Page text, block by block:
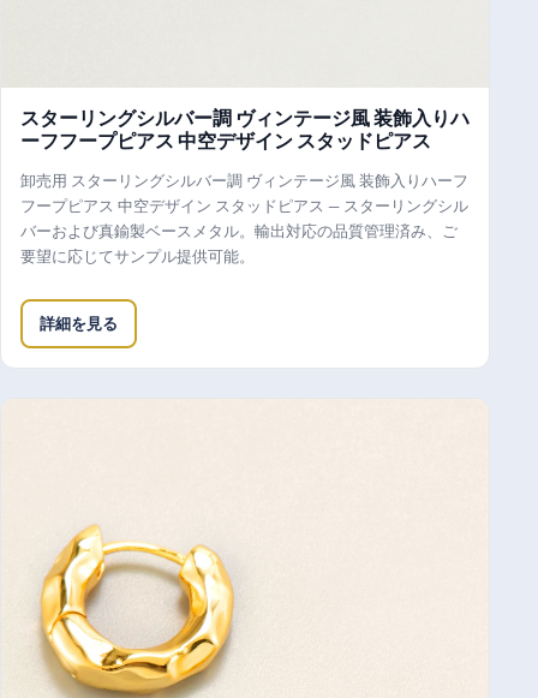
スターリングシルバー調 ヴィンテージ風 装飾入りハ
ーフフープピアス 中空デザイン スタッドピアス
卸売用 スターリングシルバー調 ヴィンテージ風 装飾入りハーフ
フープピアス 中空デザイン スタッドピアス — スターリングシル
バーおよび真鍮製ベースメタル。輸出対応の品質管理済み、ご
要望に応じてサンプル提供可能。
詳細を見る